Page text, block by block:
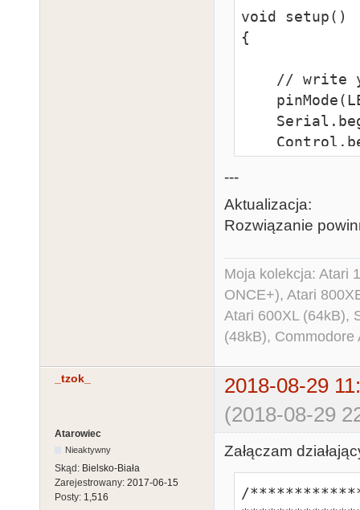
void setup()
{
    Control.listen();
}
{
    // write your main code here, to run repeatedly
    if (Control.available()) {
      if (Control.read() == 0x1C) {
        inject = 6;
        digitalWrite(LED_BUILTIN, HIGH);
      }
    }
    if (Serial.available()) {
---
Aktualizacja:
Rozwiązanie
Moja kolekcja: Atari
ONCE+), Atari
Atari 600XL (64kB),
(48kB),
_tzok_
2018-08-29
(2018-08-29
Atarowiec
Nieaktywny
Skąd: Bielsko-Biała
Zarejestrowany: 2017-06-15
Posty: 1,516
Załączam
/